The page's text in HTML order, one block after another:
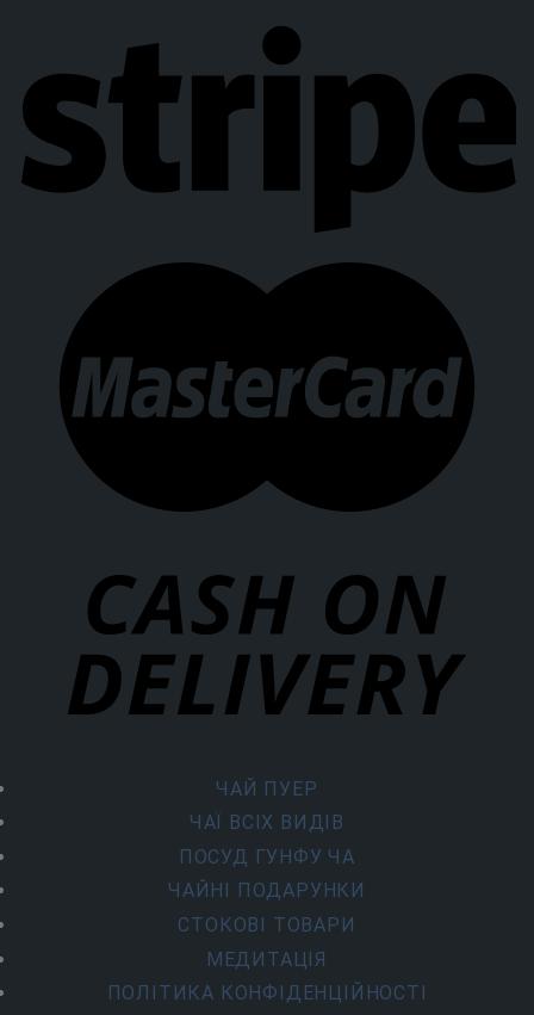
ЧАЙ ПУЕР
ЧАЇ ВСІХ ВИДІВ
ПОСУД ГУНФУ ЧА
ЧАЙНІ ПОДАРУНКИ
СТОКОВІ ТОВАРИ
МЕДИТАЦІЯ
ПОЛІТИКА КОНФІДЕНЦІЙНОСТІ